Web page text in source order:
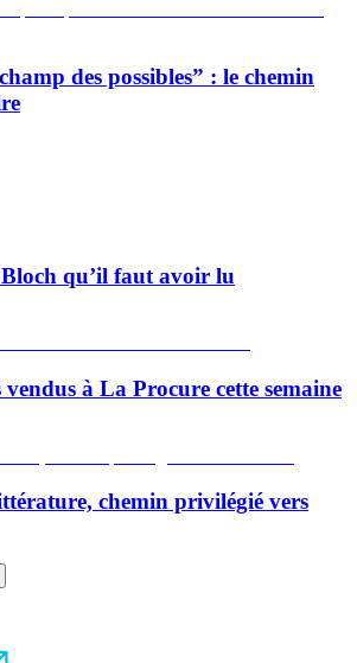
des possibles” : le chemin
qu’il faut avoir lu
vendus à La Procure cette semaine
chemin privilégié vers